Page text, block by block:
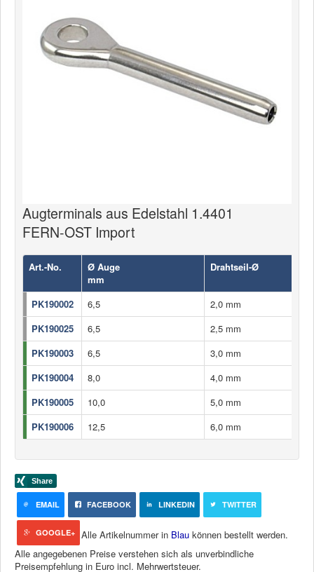
Augterminals aus Edelstahl 1.4401
FERN-OST Import
Art.-No.
Ø Auge
mm
Drahtseil-Ø
PK190002 6,5
2,0 mm
PK190025
6,5
2,5 mm
PK190003
6,5
3,0 mm
PK190004
8,0
4,0 mm
PK190005
10,0
5,0 mm
PK190006
12,5 6,0 mm
EMAIL FACEBOOK LINKEDIN TWITTER
GOOGLE+ Alle Artikelnummer in Blau können bestellt werden.
Alle angegebenen Preise verstehen sich als unverbindliche
Preisempfehlung in Euro incl. Mehrwertsteuer.